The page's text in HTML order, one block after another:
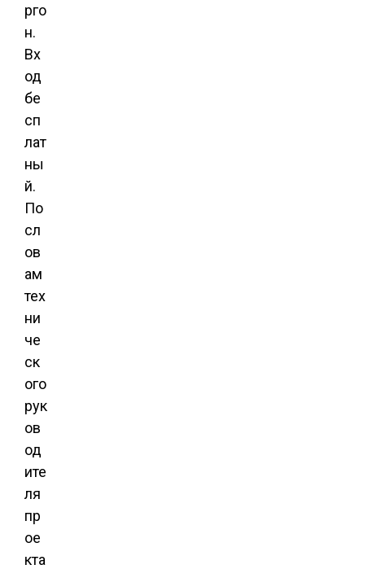
рго
н.
Вх
од
бе
сп
лат
ны
й.
По
сл
ов
ам
тех
ни
че
ск
ого
рук
ов
од
ите
ля
пр
ое
кта